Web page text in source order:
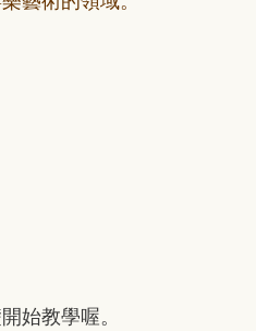
始教學喔。